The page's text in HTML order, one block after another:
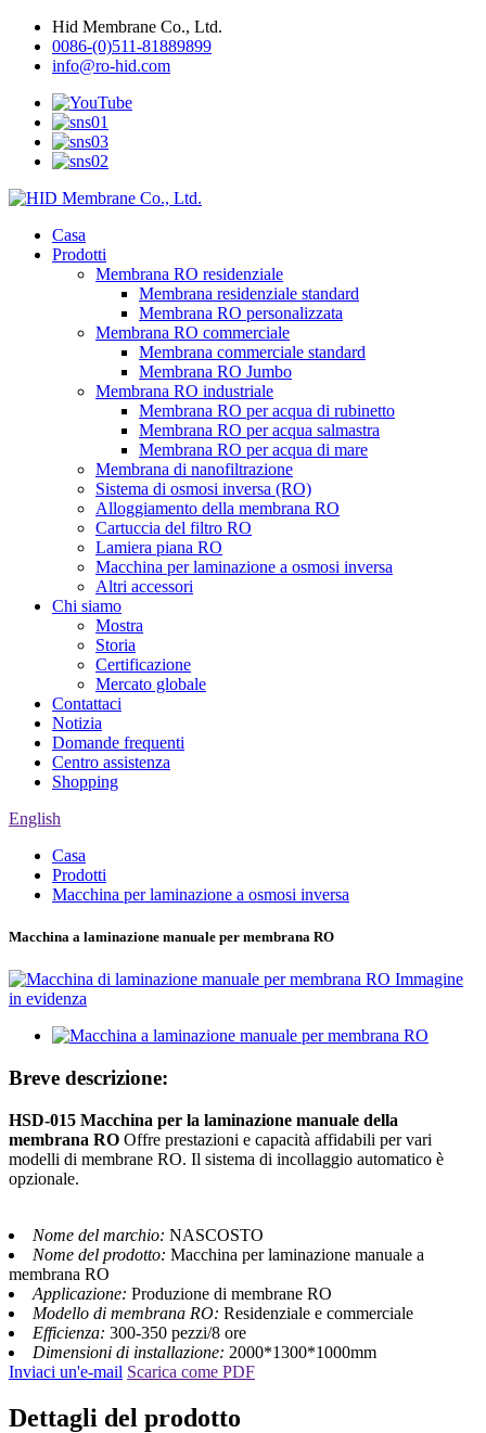
Hid Membrane Co., Ltd.
0086-(0)511-81889899
info@ro-hid.com
Casa
Prodotti
Membrana RO residenziale
Membrana residenziale standard
Membrana RO personalizzata
Membrana RO commerciale
Membrana commerciale standard
Membrana RO Jumbo
Membrana RO industriale
Membrana RO per acqua di rubinetto
Membrana RO per acqua salmastra
Membrana RO per acqua di mare
Membrana di nanofiltrazione
Sistema di osmosi inversa (RO)
Alloggiamento della membrana RO
Cartuccia del filtro RO
Lamiera piana RO
Macchina per laminazione a osmosi inversa
Altri accessori
Chi siamo
Mostra
Storia
Certificazione
Mercato globale
Contattaci
Notizia
Domande frequenti
Centro assistenza
Shopping
English
Casa
Prodotti
Macchina per laminazione a osmosi inversa
Macchina a laminazione manuale per membrana RO
Breve descrizione:
HSD-015 Macchina per la laminazione manuale della
membrana RO Offre prestazioni e capacità affidabili per vari
modelli di membrane RO. Il sistema di incollaggio automatico è
opzionale.
Nome del marchio: NASCOSTO
Nome del prodotto: Macchina per laminazione manuale a
membrana RO
Applicazione: Produzione di membrane RO
Modello di membrana RO: Residenziale e commerciale
Efficienza: 300-350 pezzi/8 ore
Dimensioni di installazione: 2000*1300*1000mm
Inviaci un'e-mail Scarica come PDF
Dettagli del prodotto